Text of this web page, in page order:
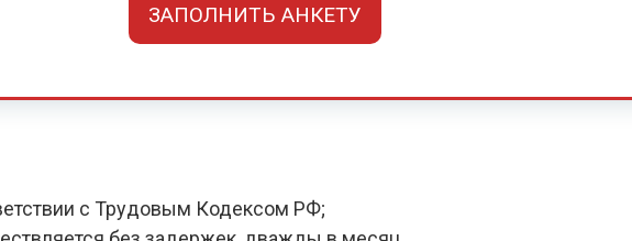
ЗАПОЛНИТЬ АНКЕТУ
с Трудовым Кодексом РФ;